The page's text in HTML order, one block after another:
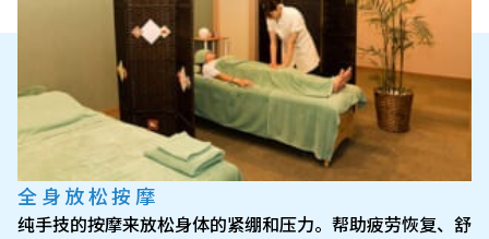
全身放松按摩
纯手技的按摩来放松身体的紧绷和压力。帮助疲劳恢复、舒